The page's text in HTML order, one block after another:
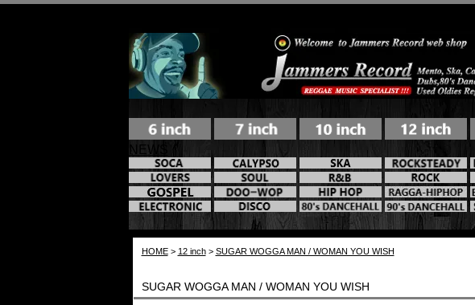
NEWS
HOME> 12 inch> SUGAR WOGGA MAN / WOMAN YOU WISH
SUGAR WOGGA MAN / WOMAN YOU WISH